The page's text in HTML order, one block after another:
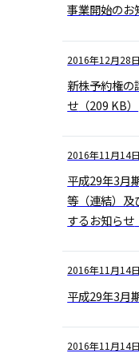
事業開始のお
2016年12月28日
新株予約権の
せ （209 KB）
2016年11月14日
平成29年3月
等（連結）及
するお知らせ
2016年11月14日
平成29年3月
2016年11月14日